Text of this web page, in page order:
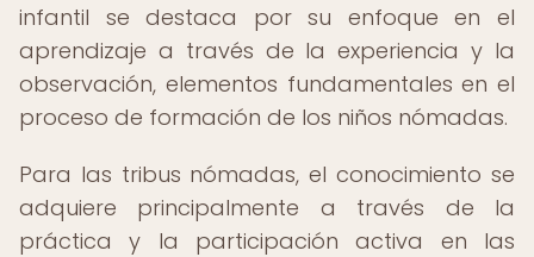
infantil se destaca por su enfoque en el
aprendizaje a través de la experiencia y la
observación, elementos fundamentales en el
proceso de formación de los niños nómadas.
Para las tribus nómadas, el conocimiento se
adquiere principalmente a través de la
práctica y la participación activa en las